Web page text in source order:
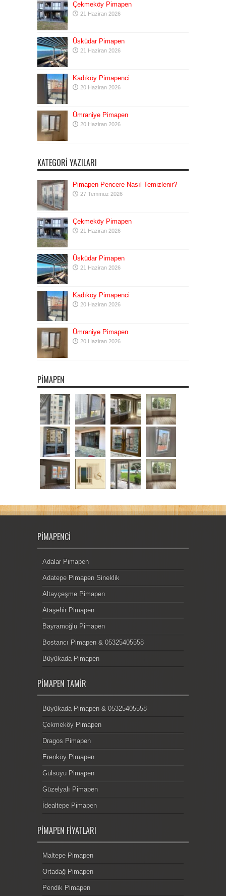
Çekmeköy Pimapen
21 Haziran 2026
Üsküdar Pimapen
21 Haziran 2026
Kadıköy Pimapenci
20 Haziran 2026
Ümraniye Pimapen
20 Haziran 2026
KATEGORI YAZILARI
Pimapen Pencere Nasıl Temizlenir?
27 Temmuz 2026
Çekmeköy Pimapen
21 Haziran 2026
Üsküdar Pimapen
21 Haziran 2026
Kadıköy Pimapenci
20 Haziran 2026
Ümraniye Pimapen
20 Haziran 2026
PIMAPEN
PIMAPENCI
Adalar Pimapen
Adatepe Pimapen Sineklik
Altayçeşme Pimapen
Ataşehir Pimapen
Bayramoğlu Pimapen
Bostancı Pimapen & 05325405558
Büyükada Pimapen
PIMAPEN TAMIR
Büyükada Pimapen & 05325405558
Çekmeköy Pimapen
Dragos Pimapen
Erenköy Pimapen
Gülsuyu Pimapen
Güzelyalı Pimapen
İdealtepe Pimapen
PIMAPEN FIYATLARI
Maltepe Pimapen
Ortadağ Pimapen
Pendik Pimapen